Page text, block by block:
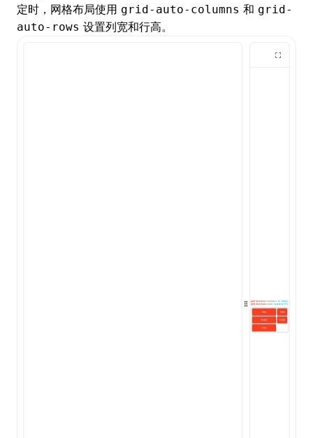
定时，网格布局使用 grid-auto-columns 和 grid-
auto-rows 设置列宽和行高。